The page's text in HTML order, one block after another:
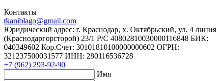
Контакты
tkaniblago@gmail.com
Юридический адрес: г. Краснодар, х. Октябрьский, ул. 4 линия
(Краснодаргорсторой) 23/1 Р/C 40802810030000116848 БИК:
040349602 Кор.Счет: 30101810100000000602 ОГРН:
321237500031577 ИНН: 280116536728
+7 (962) 293-92-90
Имя